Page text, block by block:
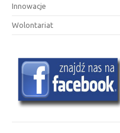
Innowacje
Wolontariat